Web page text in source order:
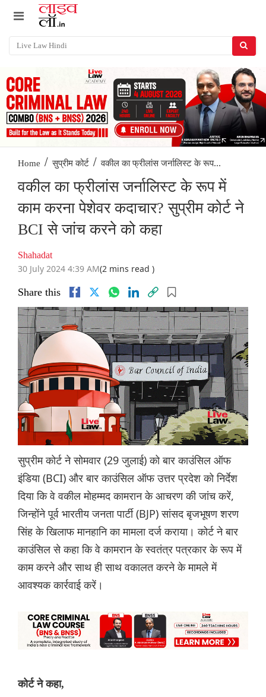
Home / सुप्रीम कोर्ट / वकील का फ्रीलांस जर्नालिस्ट के रूप...
वकील का फ्रीलांस जर्नालिस्ट के रूप में
काम करना पेशेवर कदाचार? सुप्रीम कोर्ट ने
BCI से जांच करने को कहा
Shahadat
30 July 2024 4:39 AM(2 mins read )
Share this
सुप्रीम कोर्ट ने सोमवार (29 जुलाई) को बार काउंसिल ऑफ
इंडिया (BCI) और बार काउंसिल ऑफ उत्तर प्रदेश को निर्देश
दिया कि वे वकील मोहम्मद कामरान के आचरण की जांच करें,
जिन्होंने पूर्व भारतीय जनता पार्टी (BJP) सांसद बृजभूषण शरण
सिंह के खिलाफ मानहानि का मामला दर्ज कराया। कोर्ट ने बार
काउंसिल से कहा कि वे कामरान के स्वतंत्र पत्रकार के रूप में
काम करने और साथ ही साथ वकालत करने के मामले में
आवश्यक कार्रवाई करें।
कोर्ट ने कहा,